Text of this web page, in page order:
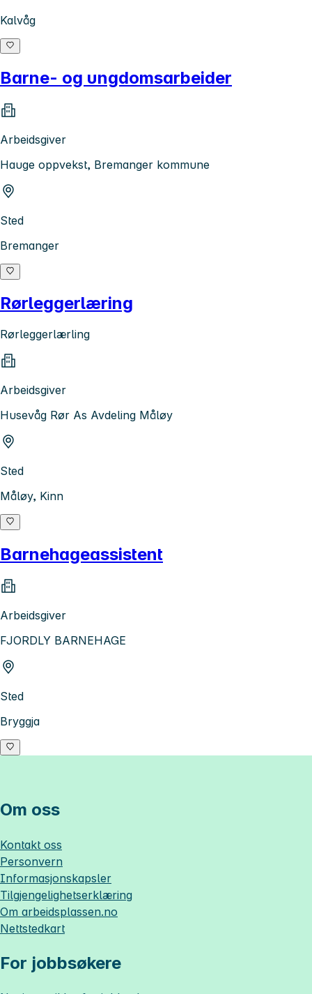
Kalvåg
Barne- og ungdomsarbeider
Arbeidsgiver
Hauge oppvekst, Bremanger kommune
Sted
Bremanger
Rørleggerlæring
Rørleggerlærling
Arbeidsgiver
Husevåg Rør As Avdeling Måløy
Sted
Måløy, Kinn
Barnehageassistent
Arbeidsgiver
FJORDLY BARNEHAGE
Sted
Bryggja
Om oss
Kontakt oss
Personvern
Informasjonskapsler
Tilgjengelighetserklæring
Om arbeidsplassen.no
Nettstedkart
For jobbsøkere